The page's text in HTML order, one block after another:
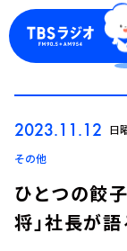
2023.11.12 日
その他
ひとつの餃
将」社長が